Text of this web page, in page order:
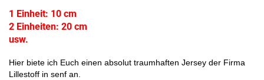
1 Einheit: 10 cm
2 Einheiten: 20 cm
usw.
Hier biete ich Euch einen absolut traumhaften Jersey der Firma
Lillestoff in senf an.